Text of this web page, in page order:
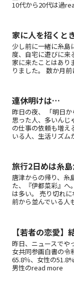
10代から20代は過
家に人を招くと
少し前に一緒に糸島
度、自宅に遊びに来
家に来たことはあり
りました。 数か月
連休明けは…
昨日の夜、 「明日
思った人、多いんじ
の仕事の依頼も増え
いる人、生活リズ
旅行2日めは糸
唐津からの帰り、糸
た、『伊都菜彩』へ
は多い。 売り切れ
前から並んでいる
【若者の恋愛
昨日、ニュースでや
女共同参画白書の令
65.8％、女性の
男性のread more